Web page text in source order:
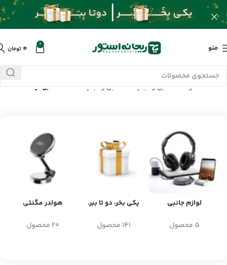
منو 0 ۰ تومان
خانه/محصولات/کابل و تبدیلات/کابل و تبدیلات USB /کابل لینک USB
لوازم جانبی
5 محصول
یکی بخر، دو تا ببر.
141 محصول
هولدر مگنتی
20 محصول